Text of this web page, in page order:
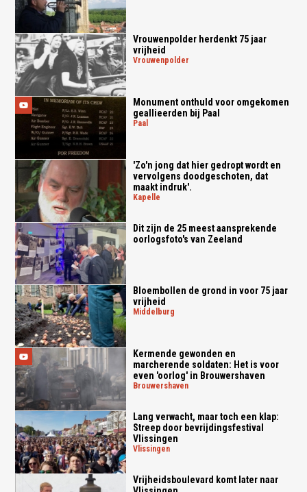
Vrouwenpolder herdenkt 75 jaar
vrijheid
vrouwenpolder
Monument onthuld voor omgekomen
geallieerden bij Paal
paal
'Zo'n jong dat hier gedropt wordt en
vervolgens doodgeschoten, dat
maakt indruk'.
kapelle
Dit zijn de 25 meest aansprekende
oorlogsfoto's van Zeeland
Bloembollen de grond in voor 75 jaar
vrijheid
middelburg
Kermende gewonden en
marcherende soldaten: Het is voor
even 'oorlog' in Brouwershaven
brouwershaven
Lang verwacht, maar toch een klap:
Streep door bevrijdingsfestival
Vlissingen
vlissingen
Vrijheidsboulevard komt later naar